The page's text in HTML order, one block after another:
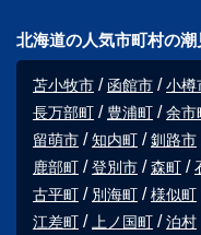
北海道の人気市町村の潮
苫小牧市 函館市 小樽
長万部町
豊浦町 余市
留萌市
知内町 釧路市
鹿部町
登別市 森町
古平町
別海町 様似町
江差町
上ノ国町 泊村